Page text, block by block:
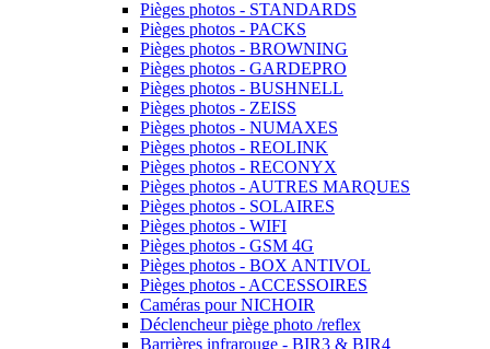
Pièges photos - STANDARDS
Pièges photos - PACKS
Pièges photos - BROWNING
Pièges photos - GARDEPRO
Pièges photos - BUSHNELL
Pièges photos - ZEISS
Pièges photos - NUMAXES
Pièges photos - REOLINK
Pièges photos - RECONYX
Pièges photos - AUTRES MARQUES
Pièges photos - SOLAIRES
Pièges photos - WIFI
Pièges photos - GSM 4G
Pièges photos - BOX ANTIVOL
Pièges photos - ACCESSOIRES
Caméras pour NICHOIR
Déclencheur piège photo /reflex
Barrières infrarouge - BIR3 & BIR4